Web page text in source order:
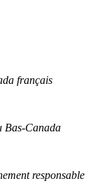
français
Bas-Canada
responsable